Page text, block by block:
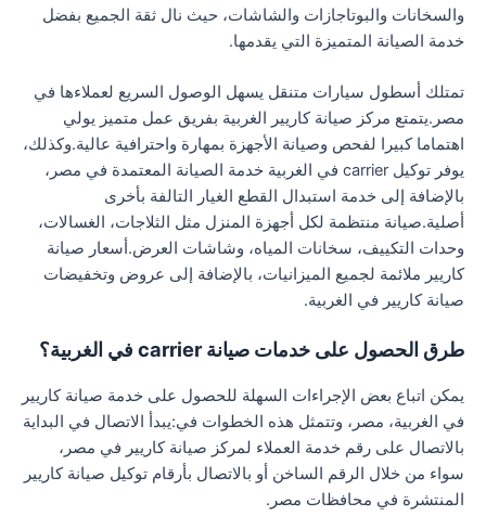
والسخانات والبوتاجازات والشاشات، حيث نال ثقة الجميع بفضل
خدمة الصيانة المتميزة التي يقدمها.
تمتلك أسطول سيارات متنقل يسهل الوصول السريع لعملاءها في
مصر.يتمتع مركز صيانة كاريير الغربية بفريق عمل متميز يولي
اهتماما كبيرا لفحص وصيانة الأجهزة بمهارة واحترافية عالية.وكذلك،
يوفر توكيل carrier في الغربية خدمة الصيانة المعتمدة في مصر،
بالإضافة إلى خدمة استبدال القطع الغيار التالفة بأخرى
أصلية.صيانة منتظمة لكل أجهزة المنزل مثل الثلاجات، الغسالات،
وحدات التكييف، سخانات المياه، وشاشات العرض.أسعار صيانة
كاريير ملائمة لجميع الميزانيات، بالإضافة إلى عروض وتخفيضات
صيانة كاريير في الغربية.
طرق الحصول على خدمات صيانة carrier في الغربية؟
يمكن اتباع بعض الإجراءات السهلة للحصول على خدمة صيانة كاريير
في الغربية، مصر، وتتمثل هذه الخطوات في:يبدأ الاتصال في البداية
بالاتصال على رقم خدمة العملاء لمركز صيانة كاريير في مصر،
سواء من خلال الرقم الساخن أو بالاتصال بأرقام توكيل صيانة كاريير
المنتشرة في محافظات مصر.